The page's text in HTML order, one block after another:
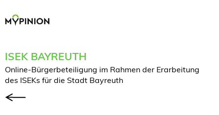
ISEK BAYREUTH
Online-Bürgerbeteiligung im Rahmen der Erarbeitung
des ISEKs für die Stadt Bayreuth